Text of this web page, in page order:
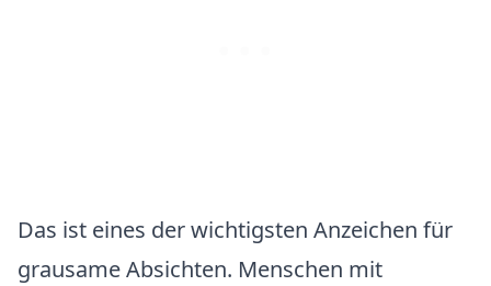
Das ist eines der wichtigsten Anzeichen für
grausame Absichten. Menschen mit